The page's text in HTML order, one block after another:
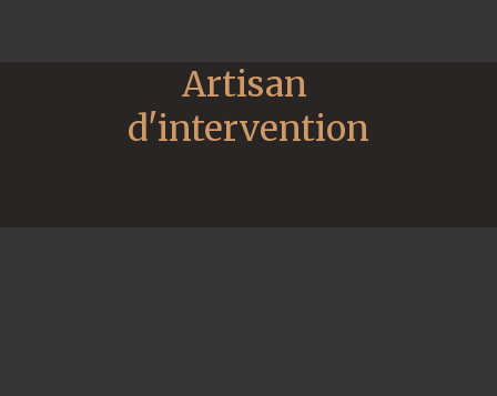
Artisan
d'intervention